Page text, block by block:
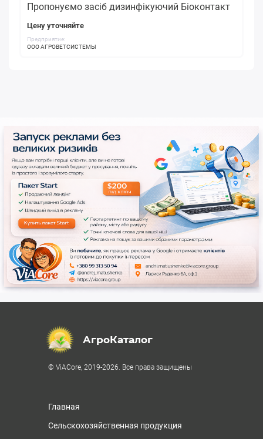
Пропонуємо засіб дизинфікуючий Біоконтакт
Цену уточняйте
Предприятие:
ООО АГРОВЕТСИСТЕМЫ
АгроКаталог
© ViACore, 2019-2026. Все права защищены
Главная
Сельскохозяйственная продукция